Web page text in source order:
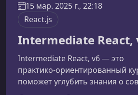
15 мар. 2025 г., 22:18
React.js
Intermediate React,
Intermediate React, v6 — это
практико‑ориентированный
поможет углубить знания о